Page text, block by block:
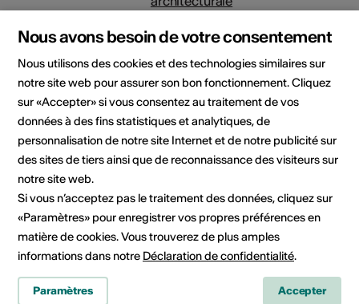
Organisateur
Théâtre Les Halles
Espace de création et d’accueil
des arts de la scène
Route ancien Sierre 13
CP 96
3960 Sierre
Téléphone +41 27 452 02 90
Réservations +41 27 452 02 90
Site Internet
Nous avons besoin de votre consentement
Nous utilisons des cookies et des technologies similaires sur
notre site web pour assurer son bon fonctionnement. Cliquez
sur «Accepter» si vous consentez au traitement de vos
données à des fins statistiques et analytiques, de
personnalisation de notre site Internet et de notre publicité sur
des sites de tiers ainsi que de reconnaissance des visiteurs sur
notre site web.
Si vous n’acceptez pas le traitement des données, cliquez sur
«Paramètres» pour enregistrer vos propres préférences en
matière de cookies. Vous trouverez de plus amples
informations dans notre Déclaration de confidentialité.
Paramètres Accepter